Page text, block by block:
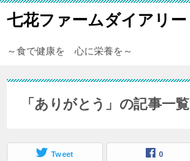
七花ファームダイアリー
～食で健康を 心に栄養を～
「ありがとう」の記事一覧
Tweet 0